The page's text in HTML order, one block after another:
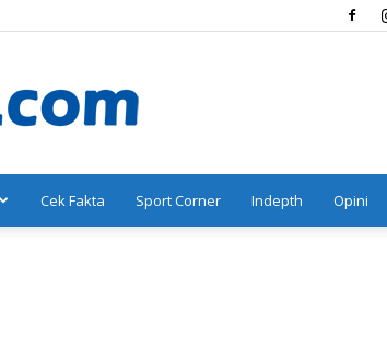
Cek Fakta Sport Corner Indepth Opini